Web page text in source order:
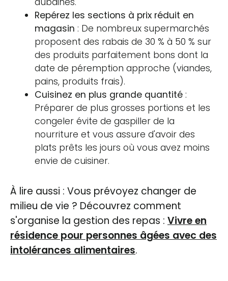
Repérez les sections à prix réduit en
magasin : De nombreux supermarchés
proposent des rabais de 30 % à 50 % sur
des produits parfaitement bons dont la
date de péremption approche (viandes,
pains, produits frais).
Cuisinez en plus grande quantité :
Préparer de plus grosses portions et les
congeler évite de gaspiller de la
nourriture et vous assure d'avoir des
plats prêts les jours où vous avez moins
envie de cuisiner.
À lire aussi : Vous prévoyez changer de
milieu de vie ? Découvrez comment
s'organise la gestion des repas : Vivre en
résidence pour personnes âgées avec des
intolérances alimentaires.